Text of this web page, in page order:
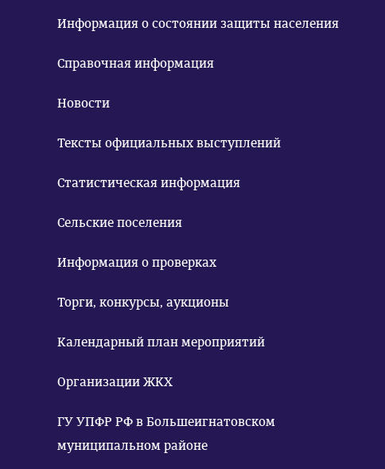
Информация о состоянии защиты населения
Справочная информация
Новости
Тексты официальных выступлений
Статистическая информация
Сельские поселения
Информация о проверках
Торги, конкурсы, аукционы
Календарный план мероприятий
Организации ЖКХ
ГУ УПФР РФ в Большеигнатовском
муниципальном районе